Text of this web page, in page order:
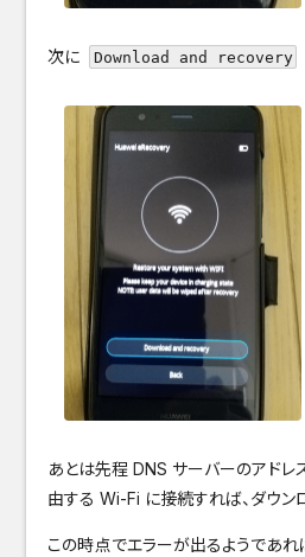
次に Download and recovery
あとは先程 DNS サーバーのアドレ
由する Wi-Fi に接続すれば、ダウン
この時点でエラーが出るようであれ